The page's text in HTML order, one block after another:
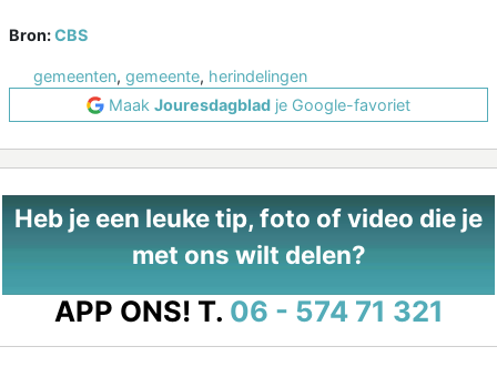
Bron:CBS
gemeenten, gemeente, herindelingen
Maak Jouresdagblad je Google-favoriet
Heb je een leuke tip, foto of video die je
met ons wilt delen?
APP ONS! T. 06 - 574 71 321